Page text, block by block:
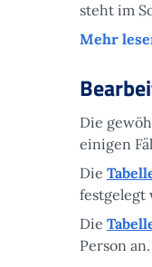
steht im
Mehr
Die
einigen
Die
festgelegt
Die
Person an.